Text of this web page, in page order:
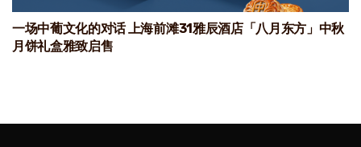
一场中葡文化的对话 上海前滩31雅辰酒店「八月东方」中秋
月饼礼盒雅致启售